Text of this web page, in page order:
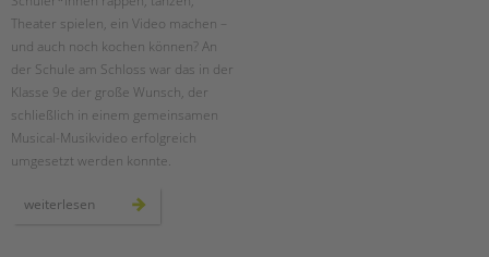
Theater spielen, ein Video machen –
und auch noch kochen können? An
der Schule am Schloss war das in der
Klasse 9e der große Wunsch, der
schließlich in einem gemeinsamen
Musical-Musikvideo erfolgreich
umgesetzt werden konnte.
weiterlesen